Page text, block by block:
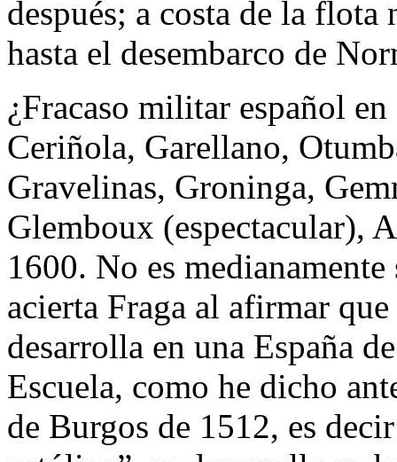
después; a costa de la
hasta el desembarco de
¿Fracaso militar español
Ceriñola, Garellano,
Gravelinas, Groninga,
Glemboux (espectacular),
1600. No es
acierta Fraga al afirmar
desarrolla en una España
Escuela, como he dicho
de Burgos de 1512, es